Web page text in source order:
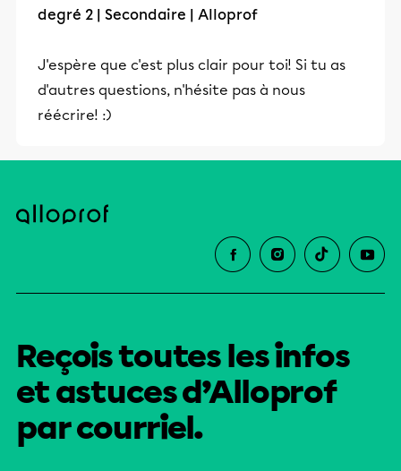
degré 2 | Secondaire | Alloprof
J'espère que c'est plus clair pour toi! Si tu as
d'autres questions, n'hésite pas à nous
réécrire! :)
Reçois toutes les infos
et astuces d’Alloprof
par courriel.